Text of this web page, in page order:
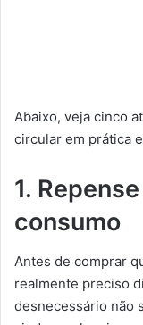
Abaixo, veja cinco
circular em prática
1.
consumo
Antes de comprar
realmente preciso
desnecessário não